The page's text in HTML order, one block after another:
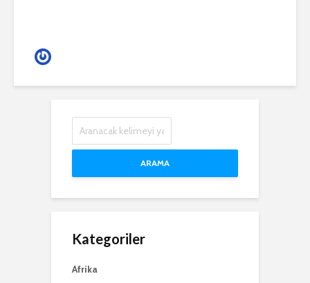
ARAMA
Kategoriler
Afrika